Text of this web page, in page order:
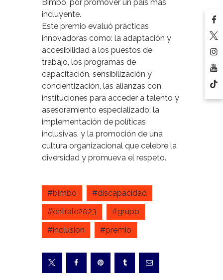
Bimbo, por promover un país más
incluyente.
Este premio evaluó prácticas
innovadoras como: la adaptación y
accesibilidad a los puestos de
trabajo, los programas de
capacitación, sensibilización y
concientización, las alianzas con
instituciones para acceder a talento y
asesoramiento especializado; la
implementación de políticas
inclusivas, y la promoción de una
cultura organizacional que celebre la
diversidad y promueva el respeto.
#bimbo
#discapacidad
#entrale2023
#grupo
#inclusion
#premio